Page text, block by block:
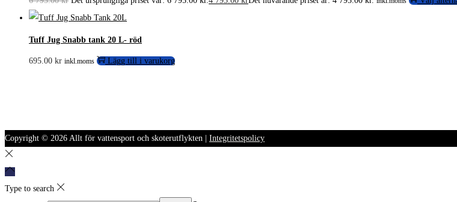
Tuff Jug Snabb tank 20 L- röd
695.00 kr inkl.moms Lägg till i varukorg
Copyright © 2026 Allt för vattensport och skoterutflykten Integritetspolicy
Type to search